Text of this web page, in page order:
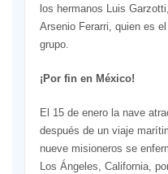
los hermanos Luis
Arsenio Ferarri, quien es
grupo.
¡Por fin en México!
El 15 de enero la nave
después de un viaje
nueve misioneros se
Los Ángeles, California,